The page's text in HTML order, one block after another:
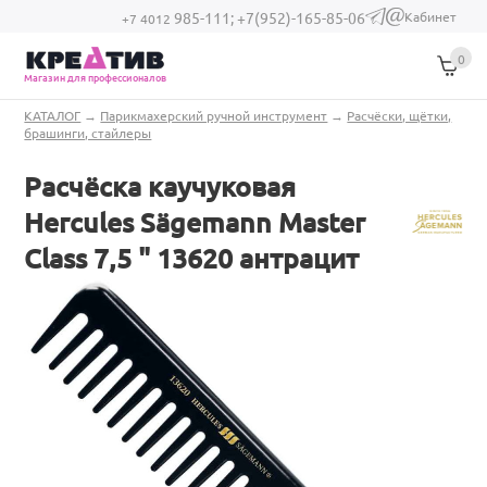
Перейти к основному содержанию
+7 4012 985-111;+7(952)-165-85-06
(link sends e-
Кабинет
Магазин для профессионалов
0
Вы здесь
КАТАЛОГ → Парикмахерский ручной инструмент → Расчёски, щётки,
брашинги, стайлеры
Расчёска каучуковая
Hercules Sägemann Master
Class 7,5 " 13620 антрацит